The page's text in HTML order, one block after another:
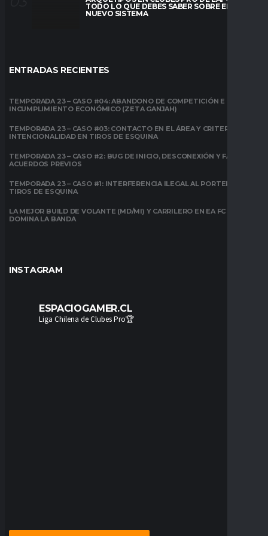
TODO LO QUE DEBES SABER SOBRE EL
NUEVO SISTEMA
ENTRADAS RECIENTES
TEMPORADA 23 – CASO #04: ABANDONO DE COMPETICIÓN E
INCUMPLIMIENTO ECONÓMICO (ZETA GANJAH)
TEMPORADA 23 – CASO #03: CONTACTO EN EL ÁREA Y CRITERIO DE
INTENCIONALIDAD EN TIROS DE ESQUINA
TEMPORADA 23 – CASO #2: BUG DE INICIO, DESCONEXIÓN Y FALTA DE
ACUERDOS PREVIOS
TEMPORADA 23 – CASO #1: INTERFERENCIA ILEGAL AL PORTERO EN
TIROS DE ESQUINA
LA MEJOR BUILD DE VOLANTE (MD/MI) Y CARRILERO EN EA FC 26:
DOMINA LA BANDA
INSTAGRAM
ESPACIOGAMER.CL
Liga Chilena de Clubes Pro🏆